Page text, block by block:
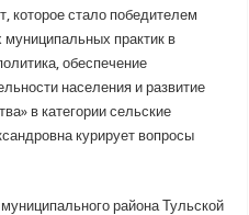
которое стало победителем
муниципальных практик в
обеспечение
населения и развитие
в категории сельские
курирует вопросы
района Тульской